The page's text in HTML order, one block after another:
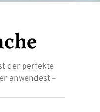
der perfekte
anwendest –